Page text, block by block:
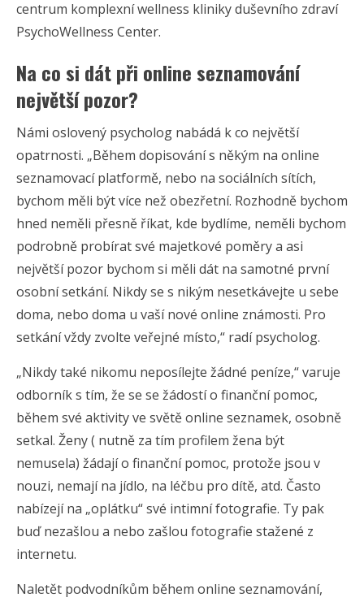
centrum komplexní wellness kliniky duševního zdraví
PsychoWellness Center.
Na co si dát při online seznamování
největší pozor?
Námi oslovený psycholog nabádá k co největší
opatrnosti. „Během dopisování s někým na online
seznamovací platformě, nebo na sociálních sítích,
bychom měli být více než obezřetní. Rozhodně bychom
hned neměli přesně říkat, kde bydlíme, neměli bychom
podrobně probírat své majetkové poměry a asi
největší pozor bychom si měli dát na samotné první
osobní setkání. Nikdy se s nikým nesetkávejte u sebe
doma, nebo doma u vaší nové online známosti. Pro
setkání vždy zvolte veřejné místo,“ radí psycholog.
„Nikdy také nikomu neposílejte žádné peníze,“ varuje
odborník s tím, že se se žádostí o finanční pomoc,
během své aktivity ve světě online seznamek, osobně
setkal. Ženy ( nutně za tím profilem žena být
nemusela) žádají o finanční pomoc, protože jsou v
nouzi, nemají na jídlo, na léčbu pro dítě, atd. Často
nabízejí na „oplátku“ své intimní fotografie. Ty pak
buď nezašlou a nebo zašlou fotografie stažené z
internetu.
Naletět podvodníkům během online seznamování,